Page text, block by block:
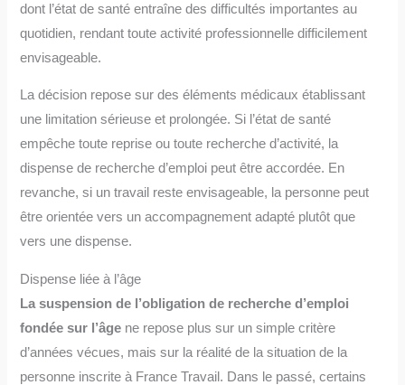
dont l’état de santé entraîne des difficultés importantes au
quotidien, rendant toute activité professionnelle difficilement
envisageable.
La décision repose sur des éléments médicaux établissant
une limitation sérieuse et prolongée. Si l’état de santé
empêche toute reprise ou toute recherche d’activité, la
dispense de recherche d’emploi peut être accordée. En
revanche, si un travail reste envisageable, la personne peut
être orientée vers un accompagnement adapté plutôt que
vers une dispense.
Dispense liée à l’âge
La suspension de l’obligation de recherche d’emploi
fondée sur l’âge ne repose plus sur un simple critère
d’années vécues, mais sur la réalité de la situation de la
personne inscrite à France Travail. Dans le passé, certains